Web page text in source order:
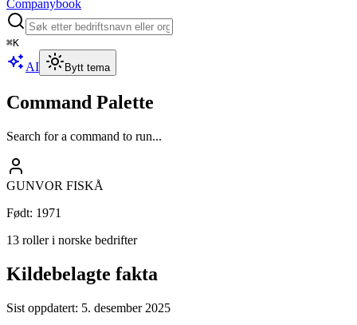
Companybook
⌘K
AI Bytt tema
Command Palette
Search for a command to run...
GUNVOR FISKÅ
Født: 1971
13 roller i norske bedrifter
Kildebelagte fakta
Sist oppdatert: 5. desember 2025